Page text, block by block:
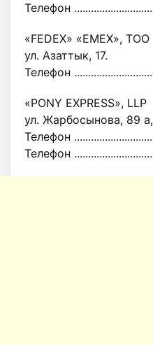
Телефон
«FEDEX» «EMEX», ТОО
ул. Азаттык, 17.
Телефон
«PONY EXPRESS», LLP
ул. Жарбосынова, 89
Телефон
Телефон